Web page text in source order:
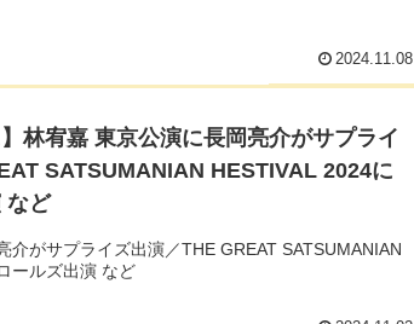
2024.11.08
】林宥嘉 東京公演に長岡亮介がサプライ
SATSUMANIAN HESTIVAL 2024に
など
介がサプライズ出演／THE GREAT SATSUMANIAN
ールズ出演 など